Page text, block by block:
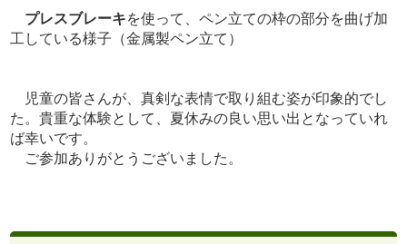
プレスブレーキを使って、ペン立ての枠の部分を曲げ加
工している様子（金属製ペン立て）
児童の皆さんが、真剣な表情で取り組む姿が印象的でし
た。貴重な体験として、夏休みの良い思い出となっていれ
ば幸いです。
ご参加ありがとうございました。